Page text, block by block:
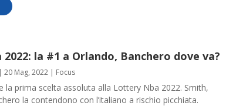
la #1 a Orlando, Banchero dove va?
| 20 Mag, 2022| Focus
la prima scelta assoluta alla Lottery Nba 2022. Smith,
la contendono con l’italiano a rischio picchiata.